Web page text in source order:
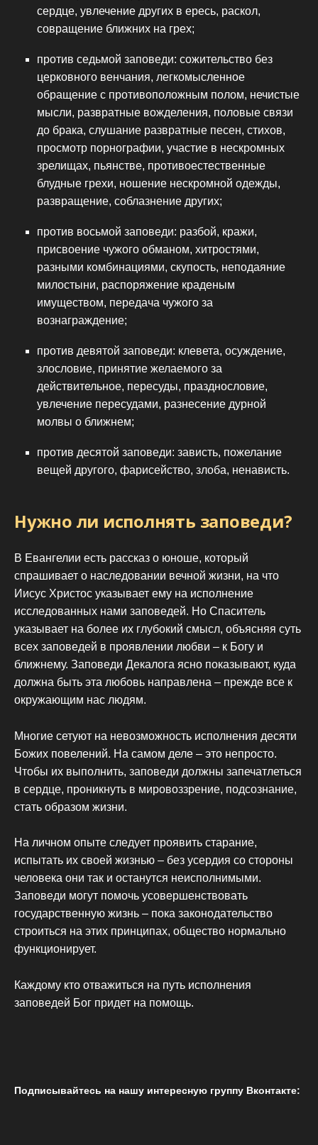
сердце, увлечение других в ересь, раскол,
совращение ближних на грех;
против седьмой заповеди: сожительство без
церковного венчания, легкомысленное
обращение с противоположным полом, нечистые
мысли, развратные вожделения, половые связи
до брака, слушание развратные песен, стихов,
просмотр порнографии, участие в нескромных
зрелищах, пьянстве, противоестественные
блудные грехи, ношение нескромной одежды,
развращение, соблазнение других;
против восьмой заповеди: разбой, кражи,
присвоение чужого обманом, хитростями,
разными комбинациями, скупость, неподаяние
милостыни, распоряжение краденым
имуществом, передача чужого за
вознаграждение;
против девятой заповеди: клевета, осуждение,
злословие, принятие желаемого за
действительное, пересуды, празднословие,
увлечение пересудами, разнесение дурной
молвы о ближнем;
против десятой заповеди: зависть, пожелание
вещей другого, фарисейство, злоба, ненависть.
Нужно ли исполнять заповеди?
В Евангелии есть рассказ о юноше, который
спрашивает о наследовании вечной жизни, на что
Иисус Христос указывает ему на исполнение
исследованных нами заповедей. Но Спаситель
указывает на более их глубокий смысл, объясняя суть
всех заповедей в проявлении любви – к Богу и
ближнему. Заповеди Декалога ясно показывают, куда
должна быть эта любовь направлена – прежде все к
окружающим нас людям.
Многие сетуют на невозможность исполнения десяти
Божих повелений. На самом деле – это непросто.
Чтобы их выполнить, заповеди должны запечатлеться
в сердце, проникнуть в мировоззрение, подсознание,
стать образом жизни.
На личном опыте следует проявить старание,
испытать их своей жизнью – без усердия со стороны
человека они так и останутся неисполнимыми.
Заповеди могут помочь усовершенствовать
государственную жизнь – пока законодательство
строиться на этих принципах, общество нормально
функционирует.
Каждому кто отважиться на путь исполнения
заповедей Бог придет на помощь.
Подписывайтесь на нашу интересную группу Вконтакте: